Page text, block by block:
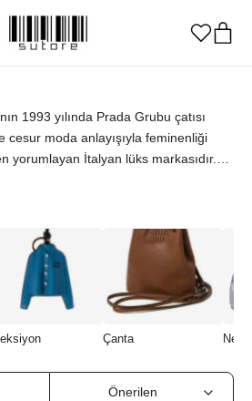
1993 yılında Prada Grubu çatısı
cesur moda anlayışıyla feminenliği
yorumlayan İtalyan lüks markasıdır.
dünyasında ayrıcalıklı bir konuma
estetik ruhunu yansıtan orijinal
güvencesiyle keşfedebilirsiniz.
Çanta New